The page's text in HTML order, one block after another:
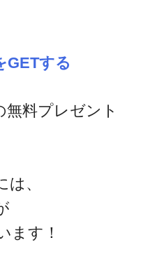
GETする
料プレゼント
、
ます！